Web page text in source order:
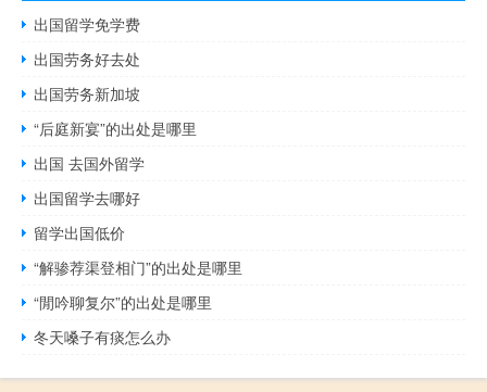
出国留学免学费
出国劳务好去处
出国劳务新加坡
“后庭新宴”的出处是哪里
出国 去国外留学
出国留学去哪好
留学出国低价
“解骖荐渠登相门”的出处是哪里
“閒吟聊复尔”的出处是哪里
冬天嗓子有痰怎么办